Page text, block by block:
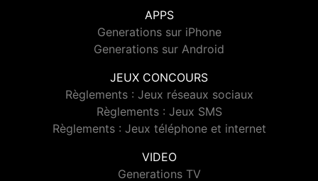
APPS
Generations sur iPhone
Generations sur Android
JEUX CONCOURS
Règlements : Jeux réseaux sociaux
Règlements : Jeux SMS
Règlements : Jeux téléphone et internet
VIDEO
Generations TV